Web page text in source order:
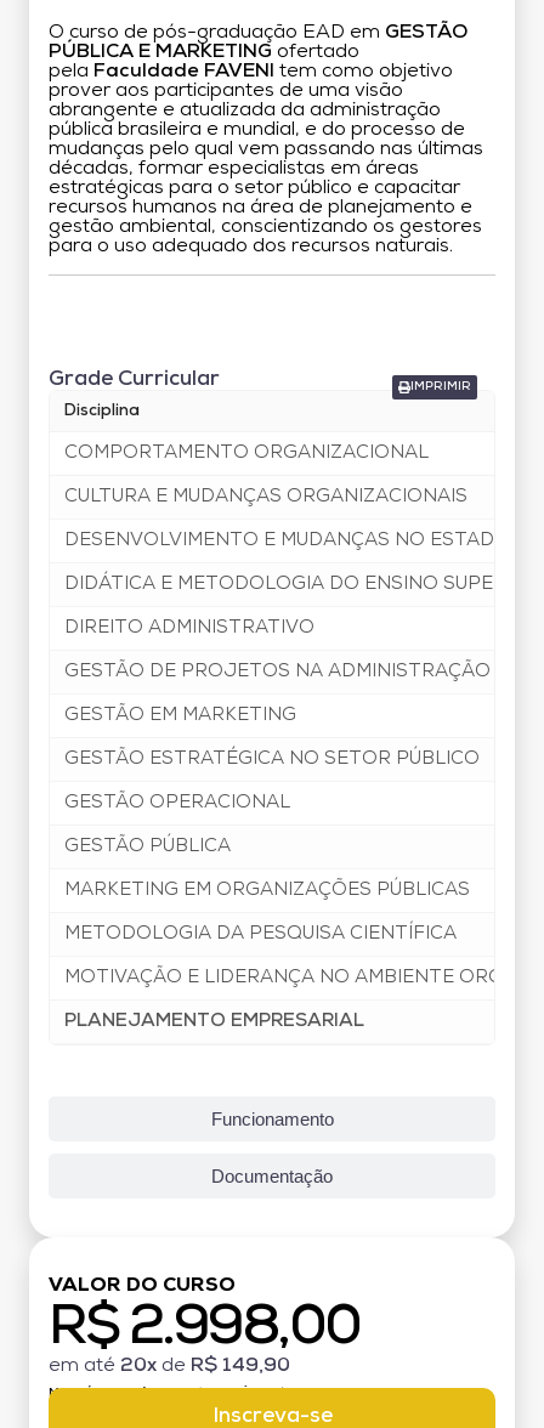
O curso de pós-graduação EAD em GESTÃO
PÚBLICA E MARKETING ofertado
pela Faculdade FAVENI
tem como objetivo
prover aos participantes de uma visão
abrangente e atualizada da administração
pública brasileira e mundial, e do processo de
mudanças pelo qual vem passando nas últimas
décadas, formar especialistas em áreas
estratégicas para o setor público e capacitar
recursos humanos na área de planejamento e
gestão ambiental, conscientizando os gestores
para o uso adequado dos recursos naturais.
Funcionamento
Documentação
IMPRIMIR
Grade Curricular
Disciplina
COMPORTAMENTO ORGANIZACIONAL
CULTURA E MUDANÇAS ORGANIZACIONAIS
DESENVOLVIMENTO E MUDANÇAS NO ESTADO
DIDÁTICA E METODOLOGIA DO ENSINO SUPERIOR
DIREITO ADMINISTRATIVO
GESTÃO DE PROJETOS NA ADMINISTRAÇÃO
GESTÃO EM MARKETING
GESTÃO ESTRATÉGICA NO SETOR PÚBLICO
GESTÃO OPERACIONAL
GESTÃO PÚBLICA
MARKETING EM ORGANIZAÇÕES PÚBLICAS
METODOLOGIA DA PESQUISA CIENTÍFICA
MOTIVAÇÃO E LIDERANÇA NO AMBIENTE
PLANEJAMENTO EMPRESARIAL
VALOR DO CURSO
R$ 2.998,00
em até 20x de R$ 149,90
MATRÍCULA:
Inscreva-se